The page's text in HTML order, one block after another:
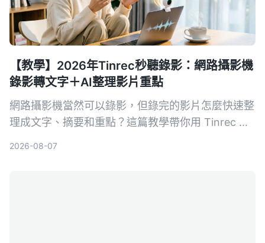
【教學】2026年Tinrec秒聽錄影：網路攝影機
錄影轉文字＋AI整理影片重點
網路攝影機當然可以錄影，但錄完的影片怎麼快速整
理成文字、摘要和重點？這篇教學帶你用 Tinrec 把
2026-08-07